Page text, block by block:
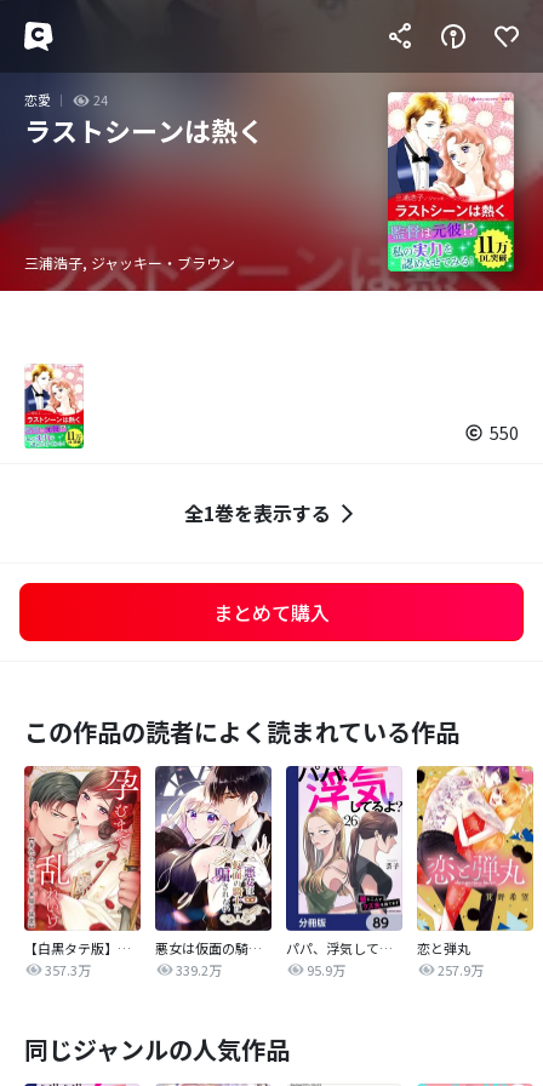
恋愛 24
ラストシーンは熱く
三浦浩子, ジャッキー・ブラウン
550
全1巻を表示する
まとめて購入
この作品の読者によく読まれている作品
【白黒タテ版】孕むまで乱れいけ～身代わり花嫁と軍服の猛愛
357.3万
悪女は仮面の騎士に騙されない
339.2万
パパ、浮気してるよ？娘と二人でクズ夫を捨てます【分冊版】
95.9万
恋と弾丸
257.9万
同じジャンルの人気作品